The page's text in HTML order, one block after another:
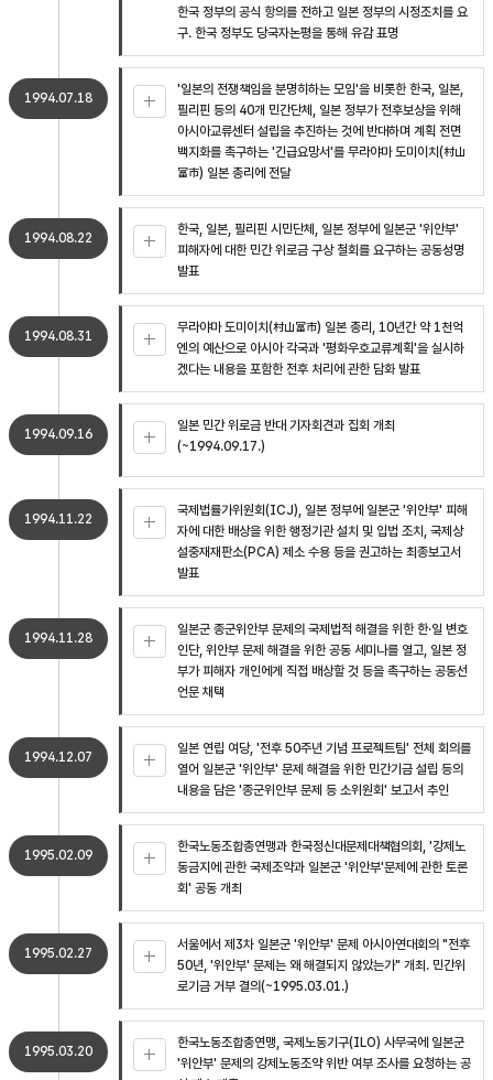
한국 정부의 공식 항의를 전하고 일본 정부의 시정조치를 요
구. 한국 정부도 당국자논평을 통해 유감 표명
1994.07.18
'일본의 전쟁책임을 분명히하는 모임'을 비롯한 한국, 일본,
필리핀 등의 40개 민간단체, 일본 정부가 전후보상을 위해
아시아교류센터 설립을 추진하는 것에 반대하며 계획 전면
백지화를 촉구하는 '긴급요망서'를 무라야마 도미이치(村山
富市) 일본 총리에 전달
1994.08.22
한국, 일본, 필리핀 시민단체, 일본 정부에 일본군 '위안부'
피해자에 대한 민간 위로금 구상 철회를 요구하는 공동성명
발표
1994.08.31
무라야마 도미이치(村山富市) 일본 총리, 10년간 약 1천억
엔의 예산으로 아시아 각국과 '평화우호교류계획'을 실시하
겠다는 내용을 포함한 전후 처리에 관한 담화 발표
1994.09.16
일본 민간 위로금 반대 기자회견과 집회 개최
(~1994.09.17.)
1994.11.22
국제법률가위원회(ICJ), 일본 정부에 일본군 '위안부' 피해
자에 대한 배상을 위한 행정기관 설치 및 입법 조치, 국제상
설중재재판소(PCA) 제소 수용 등을 권고하는 최종보고서
발표
1994.11.28
일본군 종군위안부 문제의 국제법적 해결을 위한 한·일 변호
인단, 위안부 문제 해결을 위한 공동 세미나를 열고, 일본 정
부가 피해자 개인에게 직접 배상할 것 등을 촉구하는 공동선
언문 채택
1994.12.07
일본 연립 여당, '전후 50주년 기념 프로젝트팀' 전체 회의를
열어 일본군 '위안부' 문제 해결을 위한 민간기금 설립 등의
내용을 담은 '종군위안부 문제 등 소위원회' 보고서 추인
1995.02.09
한국노동조합총연맹과 한국정신대문제대책협의회, '강제노
동금지에 관한 국제조약과 일본군 '위안부'문제에 관한 토론
회' 공동 개최
1995.02.27
서울에서 제3차 일본군 '위안부' 문제 아시아연대회의 "전후
50년, '위안부' 문제는 왜 해결되지 않았는가" 개최. 민간위
로기금 거부 결의(~1995.03.01.)
1995.03.20
한국노동조합총연맹, 국제노동기구(ILO) 사무국에 일본군
'위안부' 문제의 강제노동조약 위반 여부 조사를 요청하는 공